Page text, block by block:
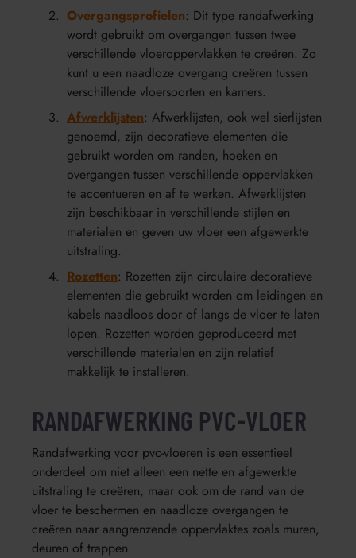
Overgangsprofielen: Dit type randafwerking
wordt gebruikt om overgangen tussen twee
verschillende vloeroppervlakken te creëren. Zo
kunt u een naadloze overgang creëren tussen
verschillende vloersoorten en kamers.
Afwerklijsten: Afwerklijsten, ook wel sierlijsten
genoemd, zijn decoratieve elementen die
gebruikt worden om randen, hoeken en
overgangen tussen verschillende oppervlakken
te accentueren en af te werken. Afwerklijsten
zijn beschikbaar in verschillende stijlen en
materialen en geven uw vloer een afgewerkte
uitstraling.
Rozetten: Rozetten zijn circulaire decoratieve
elementen die gebruikt worden om leidingen en
kabels naadloos door of langs de vloer te laten
lopen. Rozetten worden geproduceerd met
verschillende materialen en zijn relatief
makkelijk te installeren.
RANDAFWERKING PVC-VLOER
Randafwerking voor pvc-vloeren is een essentieel
onderdeel om niet alleen een nette en afgewerkte
uitstraling te creëren, maar ook om de rand van de
vloer te beschermen en naadloze overgangen te
creëren naar aangrenzende oppervlaktes zoals muren,
deuren of trappen.